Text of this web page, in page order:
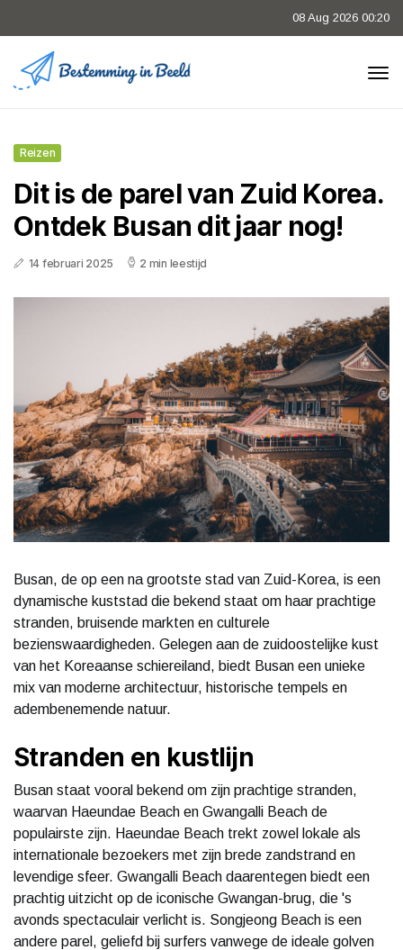
08 Aug 2026 00:20
Reizen
Dit is de parel van Zuid Korea.
Ontdek Busan dit jaar nog!
14 februari 2025 2 min leestijd
Busan, de op een na grootste stad van Zuid-Korea, is een
dynamische kuststad die bekend staat om haar prachtige
stranden, bruisende markten en culturele
bezienswaardigheden. Gelegen aan de zuidoostelijke kust
van het Koreaanse schiereiland, biedt Busan een unieke
mix van moderne architectuur, historische tempels en
adembenemende natuur.
Stranden en kustlijn
Busan staat vooral bekend om zijn prachtige stranden,
waarvan Haeundae Beach en Gwangalli Beach de
populairste zijn. Haeundae Beach trekt zowel lokale als
internationale bezoekers met zijn brede zandstrand en
levendige sfeer. Gwangalli Beach daarentegen biedt een
prachtig uitzicht op de iconische Gwangan-brug, die 's
avonds spectaculair verlicht is. Songjeong Beach is een
andere parel, geliefd bij surfers vanwege de ideale golven